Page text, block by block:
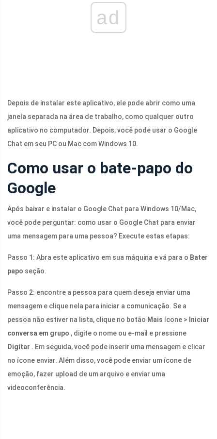
ad
Depois de instalar este aplicativo, ele pode abrir como uma
janela separada na área de trabalho, como qualquer outro
aplicativo no computador. Depois, você pode usar o Google
Chat em seu PC ou Mac com Windows 10.
Como usar o bate-papo do
Google
Após baixar e instalar o Google Chat para Windows 10/Mac,
você pode perguntar: como usar o Google Chat para enviar
uma mensagem para uma pessoa? Execute estas etapas:
Passo 1: Abra este aplicativo em sua máquina e vá para o Bater
papo seção.
Passo 2: encontre a pessoa para quem deseja enviar uma
mensagem e clique nela para iniciar a comunicação. Se a
pessoa não estiver na lista, clique no botão Mais ícone > Iniciar
conversa em grupo , digite o nome ou e-mail e pressione
Digitar . Em seguida, você pode inserir uma mensagem e clicar
no ícone enviar. Além disso, você pode enviar um ícone de
emoção, fazer upload de um arquivo e enviar uma
videoconferência.